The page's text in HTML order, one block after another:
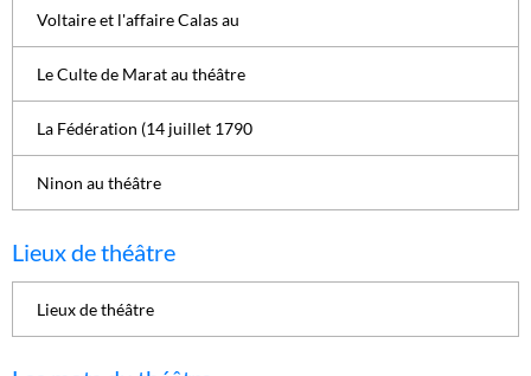
Voltaire et l'affaire Calas au
Le Culte de Marat au théâtre
La Fédération (14 juillet 1790
Ninon au théâtre
Lieux de théâtre
Lieux de théâtre